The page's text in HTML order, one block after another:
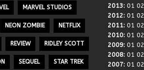
MARVEL STUDIOS
NEON ZOMBIE NETFLIX
REVIEW RIDLEY SCOTT
SEQUEL STAR TREK
2013: 01 02
2012: 01 02
2011: 01 02
2010: 01 02
2009: 01 02
2008: 01 02
2007: 01 02